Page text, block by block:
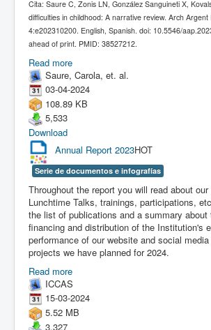
Cita: Saure C, Zonis LN, González Sanguineti X,
difficulties in childhood: A narrative review. Arch
4:e202310200. English, Spanish. doi: 10.5546/
ahead of print. PMID: 38527212.
Read more
Saure, Carola, et. al.
03-04-2024
108.89 KB
5,533
Download
Annual Report 2023HOT
Serie de documentos e infografías
Throughout the report you will read about
Lunchtime Talks, trainings, participations,
the list of publications and a summary
financing and distribution of the Institution's
performance of our website and social
projects we have planned for 2024.
Read more
ICCAS
15-03-2024
5.52 MB
3,327